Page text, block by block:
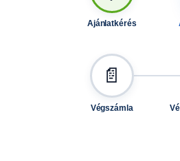
Ajánlatkérés
📄
Végszámla